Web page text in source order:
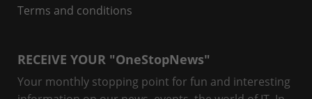
Terms and conditions
RECEIVE YOUR "OneStopNews"
Your monthly stopping point for fun and interesting